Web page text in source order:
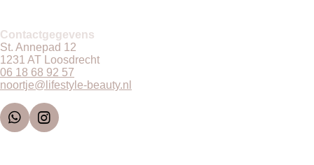
Contactgegevens
St. Annepad 12
1231 AT Loosdrecht
06 18 68 92 57
noortje@lifestyle-beauty.nl
W
I